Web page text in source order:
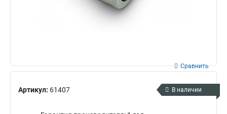
Артикул: 61407
Сравнить
В наличии